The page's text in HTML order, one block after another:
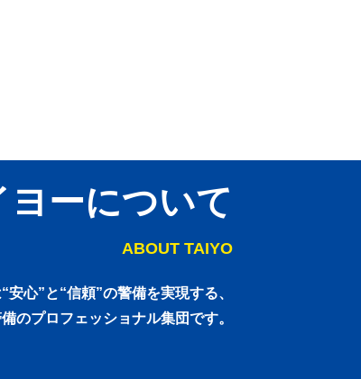
ヨーについて
ABOUT TAIYO
安心”と“信頼”の警備を実現する、
のプロフェッショナル集団です。